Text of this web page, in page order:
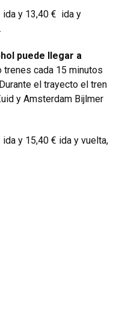
y 13,40 € ida y
puede llegar a
trenes cada 15 minutos
el trayecto el tren
y Amsterdam Bijlmer
y 15,40 € ida y vuelta,